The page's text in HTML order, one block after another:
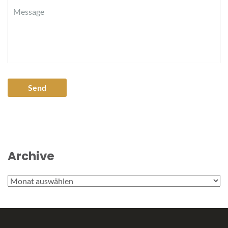
Archive
Archive